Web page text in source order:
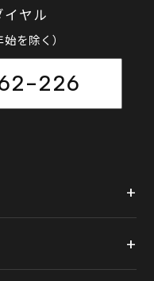
ヤル
を除く）
226